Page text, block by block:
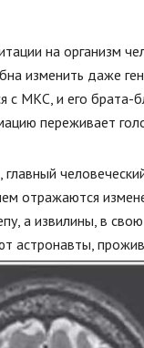
на организм
изменить даже
с МКС, и его
переживает
отражаются
а извилины, в
астронавты,